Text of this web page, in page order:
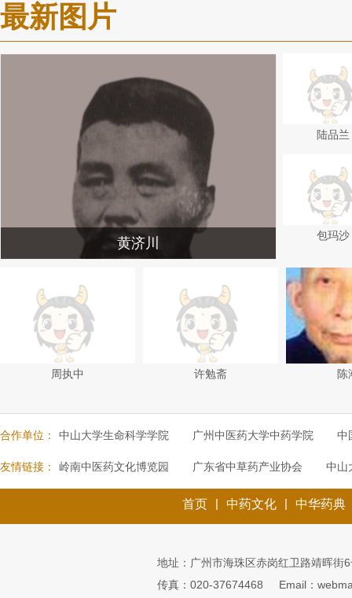
最新图片
黄济川
陆品兰
包玛沙
周执中 许勉斋 陈
合作单位： 中山大学生命科学学院 广州中医药大学中药学院 中
友情链接： 岭南中医药文化博览园 广东省中草药产业协会 中山
首页 | 中药文化 | 中华药典
地址：广州市海珠区赤岗红卫路靖晖街
传真：020-37674468
Email：